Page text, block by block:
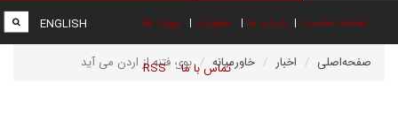
صفحه نخست درباره ما عضویت پیوند ها
تماس با ما RSS
ENGLISH
صفحه‌اصلی اخبار خاورمیانه بوی فتنه از اردن می آید